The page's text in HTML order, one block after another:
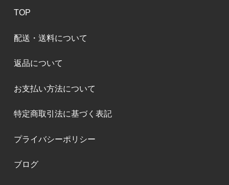
TOP
配送・送料について
返品について
お支払い方法について
特定商取引法に基づく表記
プライバシーポリシー
ブログ